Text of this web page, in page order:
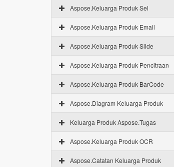
Aspose.Keluarga Produk Sel
Aspose.Keluarga Produk Email
Aspose.Keluarga Produk Slide
Aspose.Keluarga Produk Pencitraan
Aspose.Keluarga Produk BarCode
Aspose.Diagram Keluarga Produk
Keluarga Produk Aspose.Tugas
Aspose.Keluarga Produk OCR
Aspose.Catatan Keluarga Produk